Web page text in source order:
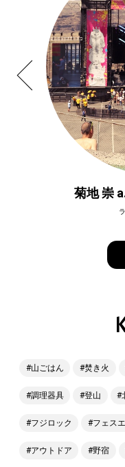
菊地 崇
山ごはん 焚き火
調理器具 登山
フジロック フェス
アウトドア 野宿